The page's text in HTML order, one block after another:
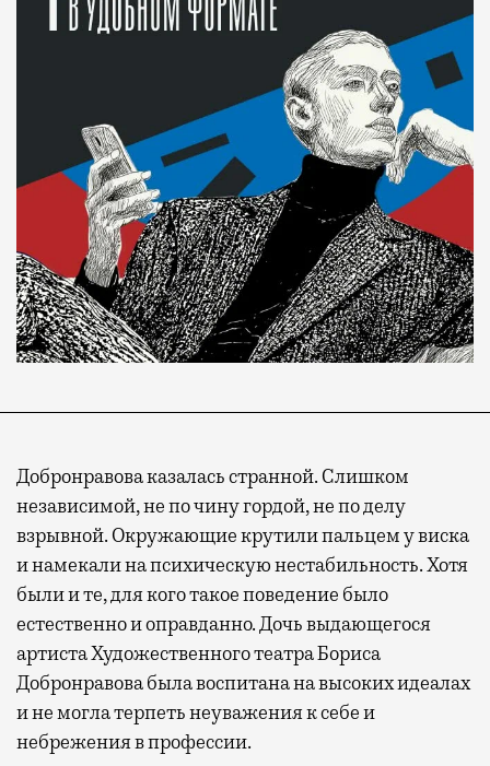
Добронравова казалась странной. Слишком
независимой, не по чину гордой, не по делу
взрывной. Окружающие крутили пальцем у виска
и намекали на психическую нестабильность. Хотя
были и те, для кого такое поведение было
естественно и оправданно. Дочь выдающегося
артиста Художественного театра Бориса
Добронравова была воспитана на высоких идеалах
и не могла терпеть неуважения к себе и
небрежения в профессии.